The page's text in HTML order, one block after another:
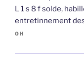
L 1 s 8 f solde,
entretinnement
OH